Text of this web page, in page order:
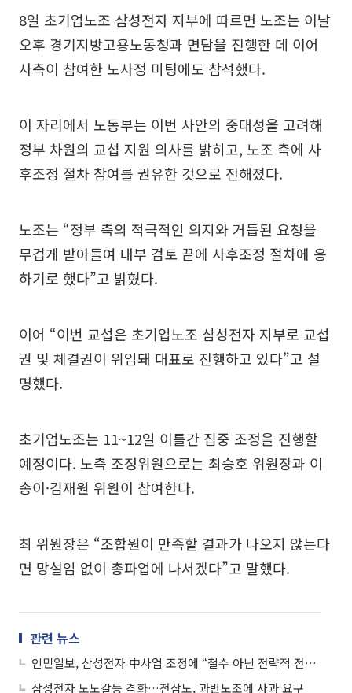
8일 초기업노조 삼성전자 지부에 따르면 노조는 이날
오후 경기지방고용노동청과 면담을 진행한 데 이어
사측이 참여한 노사정 미팅에도 참석했다.
이 자리에서 노동부는 이번 사안의 중대성을 고려해
정부 차원의 교섭 지원 의사를 밝히고, 노조 측에 사
후조정 절차 참여를 권유한 것으로 전해졌다.
노조는 “정부 측의 적극적인 의지와 거듭된 요청을
무겁게 받아들여 내부 검토 끝에 사후조정 절차에 응
하기로 했다”고 밝혔다.
이어 “이번 교섭은 초기업노조 삼성전자 지부로 교섭
권 및 체결권이 위임돼 대표로 진행하고 있다”고 설
명했다.
초기업노조는 11~12일 이틀간 집중 조정을 진행할
예정이다. 노측 조정위원으로는 최승호 위원장과 이
송이·김재원 위원이 참여한다.
최 위원장은 “조합원이 만족할 결과가 나오지 않는다
면 망설임 없이 총파업에 나서겠다”고 말했다.
관련 뉴스
인민일보, 삼성전자 中사업 조정에 “철수 아닌 전략적 전환”
삼성전자 노노갈등 격화…전삼노, 과반노조에 사과 요구